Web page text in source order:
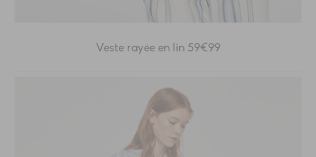
Veste rayée en lin 59€99